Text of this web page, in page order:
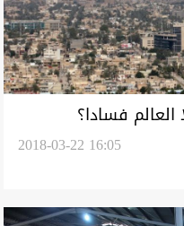
العالم فسادا؟
2018-03-22 16:05